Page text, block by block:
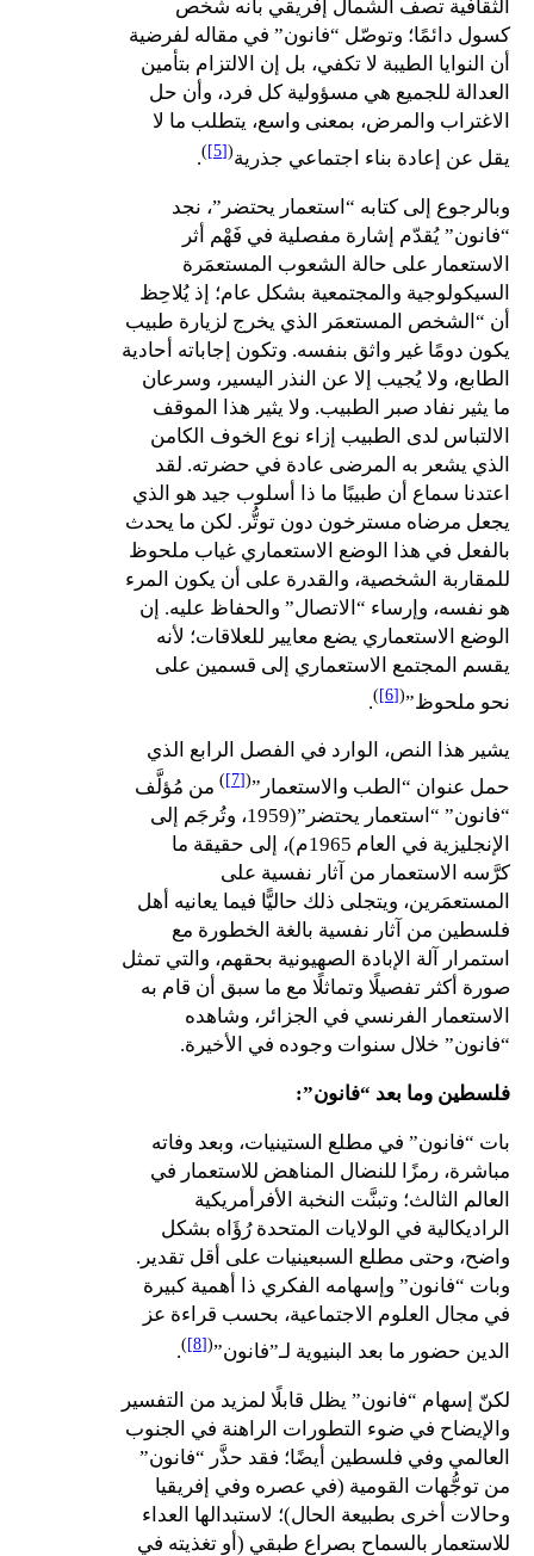
الثقافية تصف الشمال إفريقي بأنه شخص
كسول دائمًا؛ وتوصّل “فانون” في مقاله لفرضية
أن النوايا الطيبة لا تكفي، بل إن الالتزام بتأمين
العدالة للجميع هي مسؤولية كل فرد، وأن حل
الاغتراب والمرض، بمعنى واسع، يتطلب ما لا
يقل عن إعادة بناء اجتماعي جذرية(
[5]
)
.
وبالرجوع إلى كتابه “استعمار يحتضر”، نجد
“فانون” يُقدّم إشارة مفصلية في فَهْم أثر
الاستعمار على حالة الشعوب المستعمَرة
السيكولوجية والمجتمعية بشكل عام؛ إذ يُلاحِظ
أن “الشخص المستعمَر الذي يخرج لزيارة طبيب
يكون دومًا غير واثق بنفسه. وتكون إجاباته أحادية
الطابع، ولا يُجيب إلا عن النذر اليسير، وسرعان
ما يثير نفاد صبر الطبيب. ولا يثير هذا الموقف
الالتباس لدى الطبيب إزاء نوع الخوف الكامن
الذي يشعر به المرضى عادة في حضرته. لقد
اعتدنا سماع أن طبيبًا ما ذا أسلوب جيد هو الذي
يجعل مرضاه مسترخون دون توتُّر. لكن ما يحدث
بالفعل في هذا الوضع الاستعماري غياب ملحوظ
للمقاربة الشخصية، والقدرة على أن يكون المرء
هو نفسه، وإرساء “الاتصال” والحفاظ عليه. إن
الوضع الاستعماري يضع معايير للعلاقات؛ لأنه
يقسم المجتمع الاستعماري إلى قسمين على
نحو ملحوظ”(
[6]
)
.
يشير هذا النص، الوارد في الفصل الرابع الذي
حمل عنوان “الطب والاستعمار”(
[7]
) من مُؤلَّف
“فانون” “استعمار يحتضر”(1959، وتُرجَم إلى
الإنجليزية في العام 1965م)، إلى حقيقة ما
كرَّسه الاستعمار من آثار نفسية على
المستعمَرين، ويتجلى ذلك حاليًّا فيما يعانيه أهل
فلسطين من آثار نفسية بالغة الخطورة مع
استمرار آلة الإبادة الصهيونية بحقهم، والتي تمثل
صورة أكثر تفصيلًا وتماثلًا مع ما سبق أن قام به
الاستعمار الفرنسي في الجزائر، وشاهده
“فانون” خلال سنوات وجوده في الأخيرة.
فلسطين وما بعد “فانون”:
بات “فانون” في مطلع الستينيات، وبعد وفاته
مباشرة، رمزًا للنضال المناهض للاستعمار في
العالم الثالث؛ وتبنَّت النخبة الأفرأمريكية
الراديكالية في الولايات المتحدة رُؤَاه بشكل
واضح، وحتى مطلع السبعينيات على أقل تقدير.
وبات “فانون” وإسهامه الفكري ذا أهمية كبيرة
في مجال العلوم الاجتماعية، بحسب قراءة عز
الدين حضور ما بعد البنيوية لـ”فانون”(
[8]
)
.
لكنّ إسهام “فانون” يظل قابلًا لمزيد من التفسير
والإيضاح في ضوء التطورات الراهنة في الجنوب
العالمي وفي فلسطين أيضًا؛ فقد حذَّر “فانون”
من توجُّهات القومية (في عصره وفي إفريقيا
وحالات أخرى بطبيعة الحال)؛ لاستبدالها العداء
للاستعمار بالسماح بصراع طبقي (أو تغذيته في